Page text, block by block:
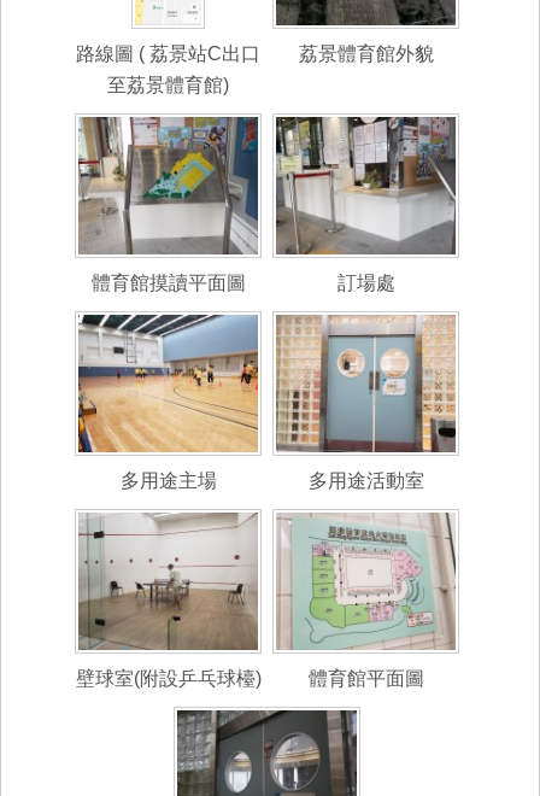
路線圖 ( 荔景站C出口
至荔景體育館)
荔景體育館外貌
體育館摸讀平面圖 訂場處
多用途主場 多用途活動室
壁球室(附設乒乓球檯) 體育館平面圖